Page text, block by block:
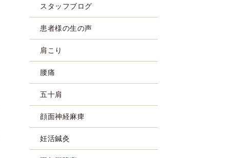
スタッフブログ
患者様の生の声
肩こり
腰痛
五十肩
顔面神経麻痺
妊活鍼灸